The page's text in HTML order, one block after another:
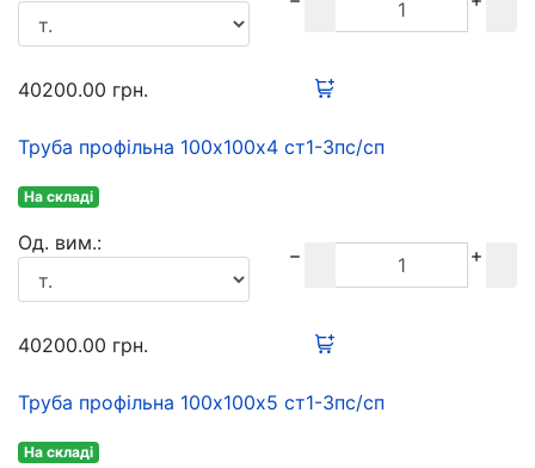
40200.00 грн.
Труба профільна 100х100х4 ст1-3пс/сп
На складі
Oд. вим.:
40200.00 грн.
Труба профільна 100х100х5 ст1-3пс/сп
На складі